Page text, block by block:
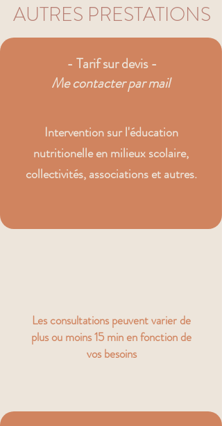
AUTRES PRESTATIONS
- Tarif sur devis -
Me contacter par mail
Intervention sur l'éducation
nutritionelle en milieux scolaire,
collectivités, associations et autres.
Les consultations peuvent varier de
plus ou moins 15 min en fonction de
vos besoins